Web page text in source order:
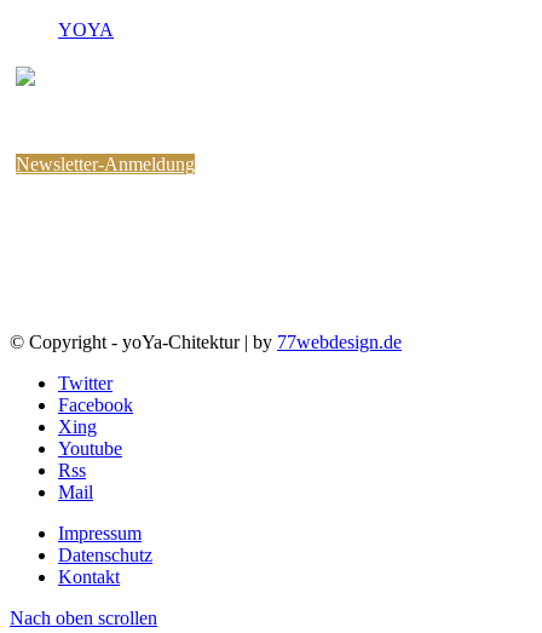
YOYA
Newsletter-Anmeldung
© Copyright - yoYa-Chitektur | by 77webdesign.de
Twitter
Facebook
Xing
Youtube
Rss
Mail
Impressum
Datenschutz
Kontakt
Nach oben scrollen